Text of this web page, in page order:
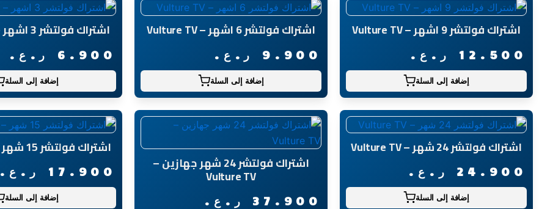
اشتراك فولتشر 9 اشهر – Vulture TV
12.500 ر.ع.
إضافة إلى السلة
اشتراك فولتشر 6 اشهر – Vulture TV
9.900 ر.ع.
إضافة إلى السلة
اشتراك فولتشر 3 اشهر – Vulture TV
6.900 ر.ع.
إضافة إلى السلة
اشتراك فولتشر 24 شهر – Vulture TV
24.900 ر.ع.
إضافة إلى السلة
اشتراك فولتشر 24 شهر جهازين –
Vulture TV
37.900 ر.ع.
اشتراك فولتشر 15 شهر – Vulture TV
17.900 ر.ع.
إضافة إلى السلة